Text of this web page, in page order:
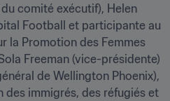
comité exécutif), Helen
Football et participante au
la Promotion des Femmes
Freeman (vice-présidente)
de Wellington Phoenix),
des immigrés, des réfugiés et